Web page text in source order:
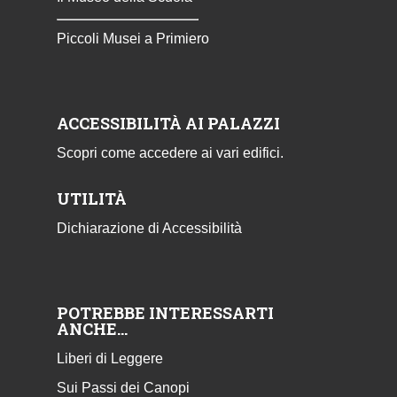
Piccoli Musei a Primiero
ACCESSIBILITÀ AI PALAZZI
Scopri come accedere ai vari edifici.
UTILITÀ
Dichiarazione di Accessibilità
POTREBBE INTERESSARTI
ANCHE…
Liberi di Leggere
Sui Passi dei Canopi